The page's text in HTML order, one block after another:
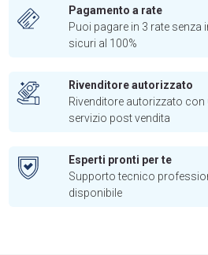
Pagamento a rate
Puoi pagare in 3 rate senza
sicuri al 100%
Rivenditore autorizzato
Rivenditore autorizzato con
servizio post vendita
Esperti pronti per te
Supporto tecnico
disponibile